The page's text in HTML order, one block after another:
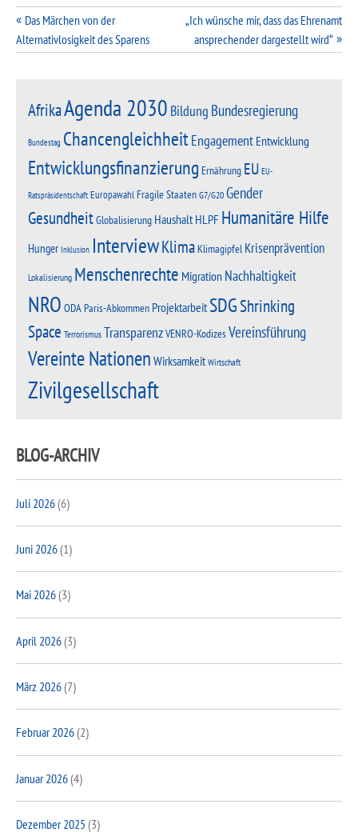
Beitragsnavigation
Das Märchen von der
Alternativlosigkeit des Sparens
„Ich wünsche mir, dass das Ehrenamt
ansprechender dargestellt wird“
AfrikaAgenda 2030 Bildung Bundesregierung
Bundestag ChancengleichheitEngagement Entwicklung
Entwicklungsfinanzierung Ernährung EU EU-
Ratspräsidentschaft EuropawahlFragile StaatenG7/G20Gender
GesundheitGlobalisierung HaushaltHLPF Humanitäre Hilfe
Hunger Inklusion InterviewKlimaKlimagipfel Krisenprävention
Lokalisierung Menschenrechte Migration Nachhaltigkeit
NRO ODAParis-Abkommen ProjektarbeitSDGShrinking
Space TerrorismusTransparenzVENRO-KodizesVereinsführung
Vereinte Nationen Wirksamkeit Wirtschaft
Zivilgesellschaft
BLOG-ARCHIV
Juli 2026(6)
Juni 2026(1)
Mai 2026(3)
April 2026(3)
März 2026(7)
Februar 2026(2)
Januar 2026(4)
Dezember 2025 (3)